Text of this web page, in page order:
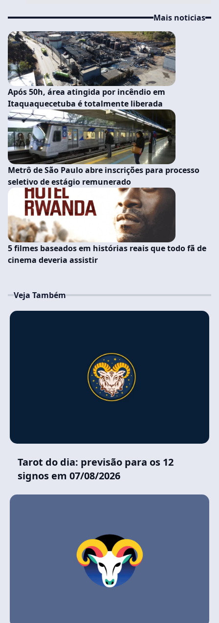
Mais noticias
Após 50h, área atingida por incêndio em
Itaquaquecetuba é totalmente liberada
Metrô de São Paulo abre inscrições para processo
seletivo de estágio remunerado
5 filmes baseados em histórias reais que todo fã de
cinema deveria assistir
Veja Também
Tarot do dia: previsão para os 12
signos em 07/08/2026